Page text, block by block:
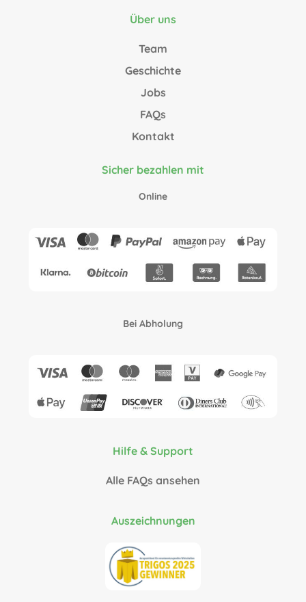
Über uns
Team
Geschichte
Jobs
FAQs
Kontakt
Sicher bezahlen mit
Online
Bei Abholung
Hilfe & Support
Alle FAQs ansehen
Auszeichnungen